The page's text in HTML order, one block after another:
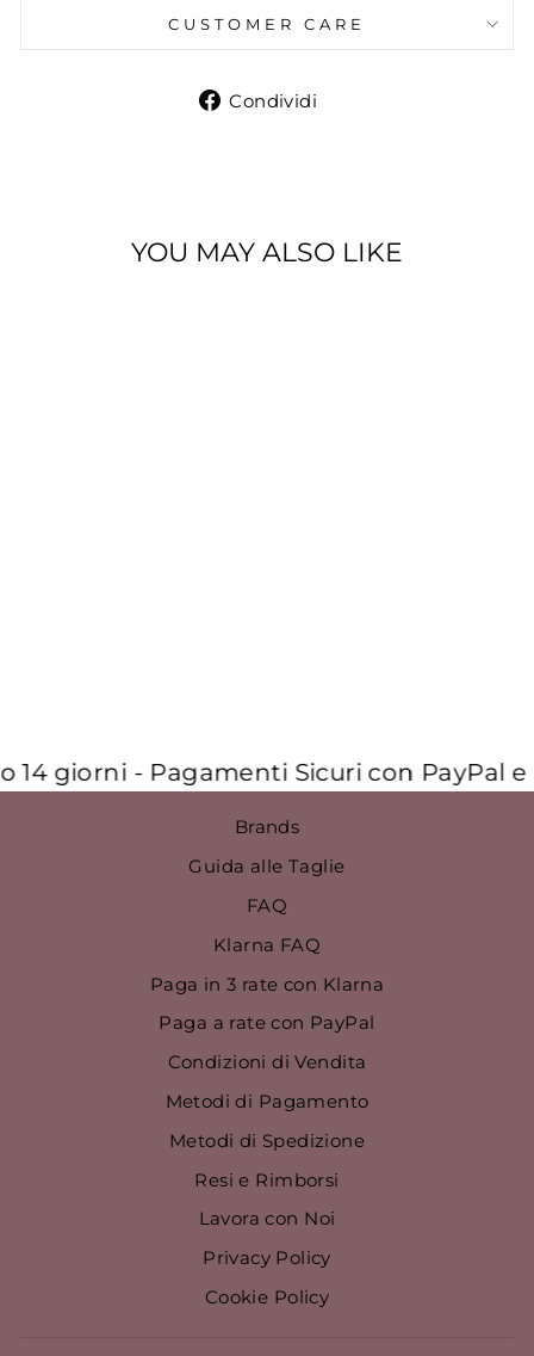
CUSTOMER CARE
Condividi
YOU MAY ALSO LIKE
giorni - Pagamenti Sicuri con PayPal e a
Brands
Guida alle Taglie
FAQ
Klarna FAQ
Paga in 3 rate con Klarna
Paga a rate con PayPal
Condizioni di Vendita
Metodi di Pagamento
Metodi di Spedizione
Resi e Rimborsi
Lavora con Noi
Privacy Policy
Cookie Policy